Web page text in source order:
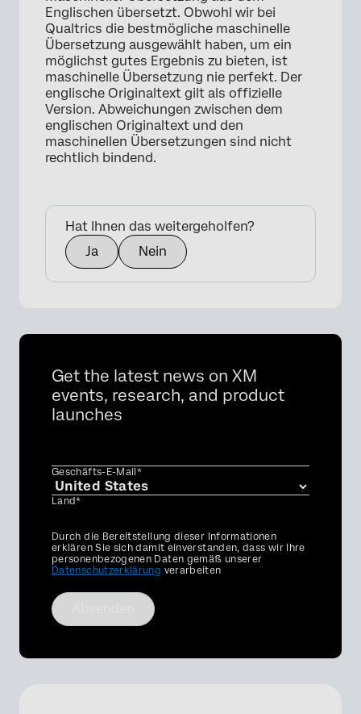
Englischen übersetzt. Obwohl wir bei
Qualtrics die bestmögliche maschinelle
Übersetzung ausgewählt haben, um ein
möglichst gutes Ergebnis zu bieten, ist
maschinelle Übersetzung nie perfekt. Der
englische Originaltext gilt als offizielle
Version. Abweichungen zwischen dem
englischen Originaltext und den
maschinellen Übersetzungen sind nicht
rechtlich bindend.
Hat Ihnen das weitergeholfen?
Ja
Nein
Get the latest news on XM
events, research, and product
launches
Geschäfts-E-Mail*
Land*
Privacy
Optin
Durch die Bereitstellung dieser Informationen
erklären Sie sich damit einverstanden, dass wir Ihre
personenbezogenen Daten gemäß unserer
Datenschutzerklärung verarbeiten